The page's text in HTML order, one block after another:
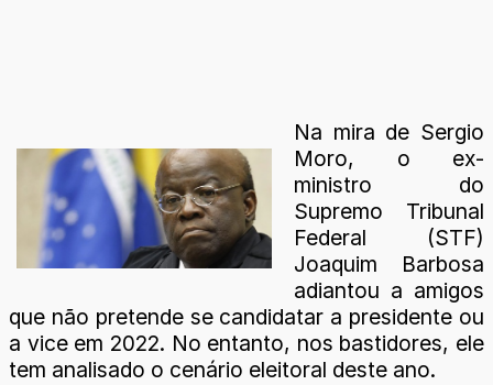
Na mira de Sergio
Moro, o ex-
ministro do
Supremo Tribunal
Federal (STF)
Joaquim Barbosa
adiantou a amigos
que não pretende se candidatar a presidente ou
a vice em 2022. No entanto, nos bastidores, ele
tem analisado o cenário eleitoral deste ano.